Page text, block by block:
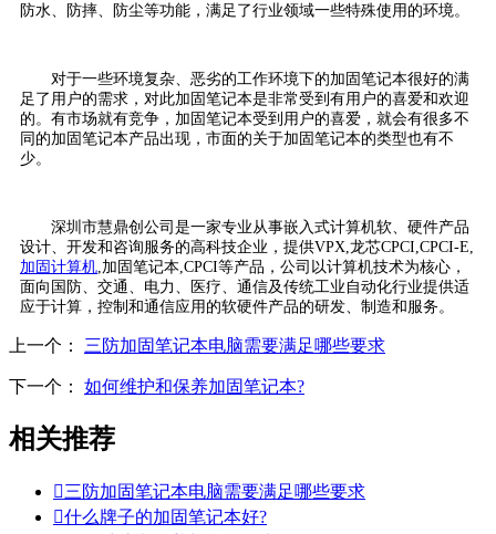
防水、防摔、防尘等功能，满足了行业领域一些特殊使用的环境。
对于一些环境复杂、恶劣的工作环境下的加固笔记本很好的满
足了用户的需求，对此加固笔记本是非常受到有用户的喜爱和欢迎
的。有市场就有竞争，加固笔记本受到用户的喜爱，就会有很多不
同的加固笔记本产品出现，市面的关于加固笔记本的类型也有不
少。
深圳市慧鼎创公司是一家专业从事嵌入式计算机软、硬件产品
设计、开发和咨询服务的高科技企业，提供VPX,龙芯CPCI,CPCI-E,
加固计算机 ,加固笔记本,CPCI等产品，公司以计算机技术为核心，
面向国防、交通、电力、医疗、通信及传统工业自动化行业提供适
应于计算，控制和通信应用的软硬件产品的研发、制造和服务。
上一个： 三防加固笔记本电脑需要满足哪些要求
下一个： 如何维护和保养加固笔记本?
相关推荐
三防加固笔记本电脑需要满足哪些要求
什么牌子的加固笔记本好?